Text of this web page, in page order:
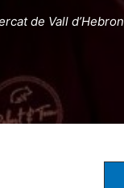
de Vall d’Hebron